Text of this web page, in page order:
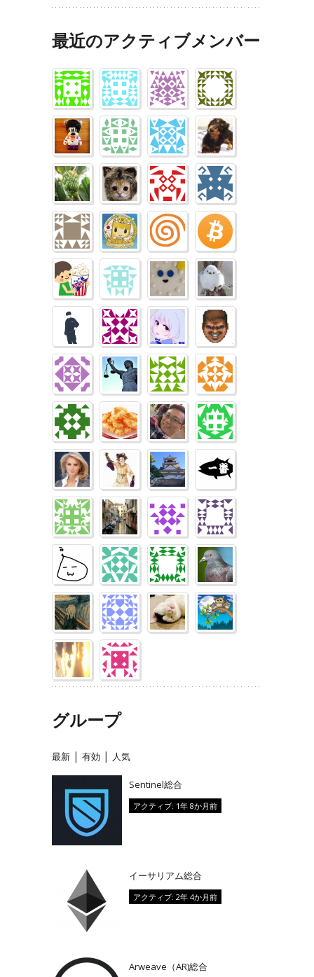
最近のアクティブメンバー
グループ
最新 | 有効 | 人気
Sentinel総合
アクティブ: 1年 8か月前
イーサリアム総合
アクティブ: 2年 4か月前
Arweave（AR)総合